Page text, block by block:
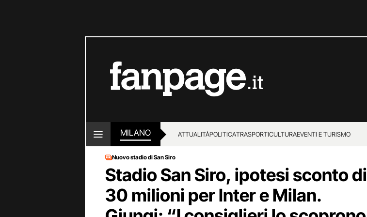
MILANO ATTUALITÀPOLITICATRASPORTICULTURAEVENTI E TURISMO
Nuovo stadio di San Siro
Stadio San Siro, ipotesi sconto di
30 milioni per Inter e Milan.